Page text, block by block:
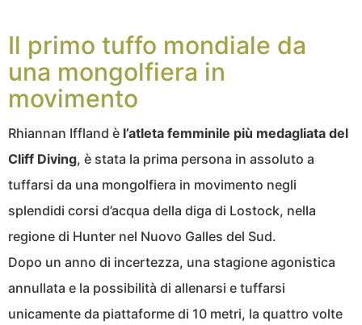
Il primo tuffo mondiale da
una mongolfiera in
movimento
Rhiannan Iffland è l’atleta femminile più medagliata del
Cliff Diving, è stata la prima persona in assoluto a
tuffarsi da una mongolfiera in movimento negli
splendidi corsi d’acqua della diga di Lostock, nella
regione di Hunter nel Nuovo Galles del Sud.
Dopo un anno di incertezza, una stagione agonistica
annullata e la possibilità di allenarsi e tuffarsi
unicamente da piattaforme di 10 metri, la quattro volte